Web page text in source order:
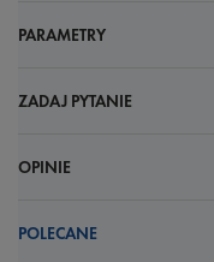
PARAMETRY
ZADAJ PYTANIE
OPINIE
POLECANE